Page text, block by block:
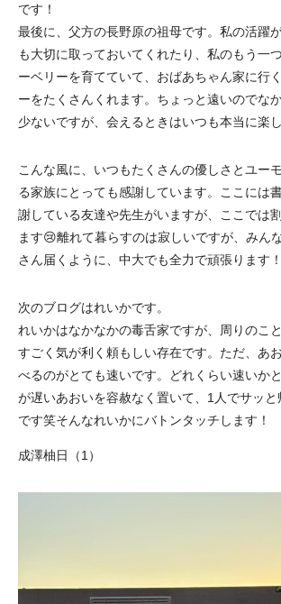
です！
最後に、父方の長野原の祖母です。私の活躍
も大切に取っておいてくれたり、私のもう一
ーベリーを育てていて、おばあちゃん家に行
ーをたくさんくれます。ちょっと遠いのでな
少ないですが、会えるときはいつも本当に楽
こんな風に、いつもたくさんの優しさとユー
る家族にとっても感謝しています。ここには
謝している友達や先生がいますが、ここでは
ます😢離れて暮らすのは寂しいですが、みん
さん届くように、中大でも全力で頑張ります！
次のブログはれいかです。
れいかはなかなかの毒舌家ですが、周りのこ
すごく気が利く頼もしい存在です。ただ、あ
べるのがとても速いです。どれくらい速いか
が遅いあおいを容赦なく置いて、1人でサッ
です笑そんなれいかにバトンタッチします！
成澤柚日（1）